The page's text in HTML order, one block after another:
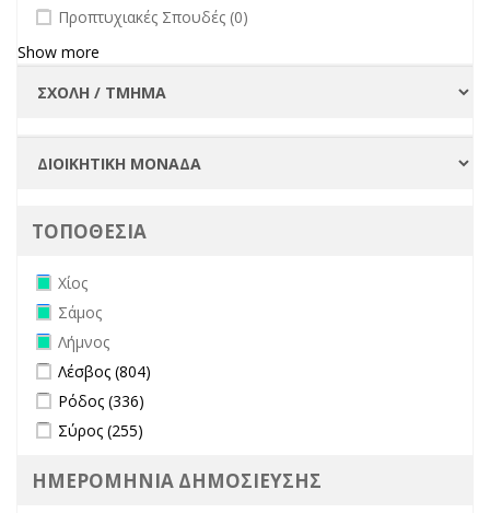
undefined
Προπτυχιακές Σπουδές (0)
Show more
ΤΟΠΟΘΕΣΙΑ
Remove Χίος filter
Χίος
Remove Σάμος filter
Σάμος
Remove Λήμνος filter
Λήμνος
Apply Λέσβος filter
Λέσβος (804)
Apply Ρόδος filter
Ρόδος (336)
Apply Σύρος filter
Σύρος (255)
ΗΜΕΡΟΜΗΝΙΑ ΔΗΜΟΣΙΕΥΣΗΣ